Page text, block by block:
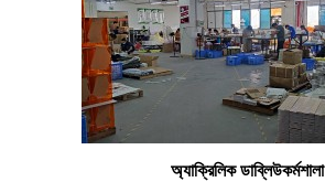
অ্যাক্রিলিক ডাব্লিউকর্মশালা